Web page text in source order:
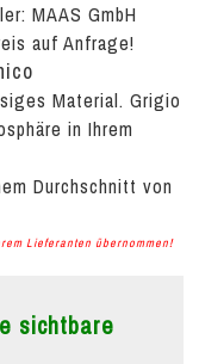
MAAS GmbH
auf Anfrage!
Material. Grigio
in Ihrem
Durchschnitt von
Lieferanten übernommen!
sichtbare